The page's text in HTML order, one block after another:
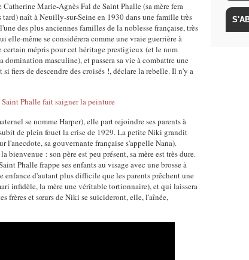
Marie-Agnès Fal de Saint Phalle (sa mère fera
naît à Neuilly-sur-Seine en 1930 dans une famille très
des plus anciennes familles de la noblesse française, très
elle-même se considérera comme une vraie guerrière à
mépris pour cet héritage prestigieux (et le nom
masculine), et passera sa vie à combattre une
fiers de descendre des croisés !, déclare la rebelle. Il n'y a
se nomme Harper), elle part rejoindre ses parents à
de plein fouet la crise de 1929. La petite Niki grandit
l'anecdote, sa gouvernante française s'appelle Nana).
bienvenue : son père est peu présent, sa mère est très dure.
Phalle frappe ses enfants au visage avec une brosse à
enfance d'autant plus difficile que les parents prêchent une
infidèle, la mère une véritable tortionnaire), et qui laissera
frères et sœurs de Niki se suicideront, elle, l'aînée,